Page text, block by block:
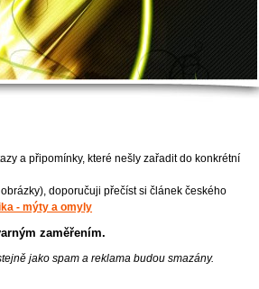
a připomínky, které nešly zařadit do konkrétní
doporučuji přečíst si článek českého
- mýty a omyly
zaměřením.
jako spam a reklama budou smazány.